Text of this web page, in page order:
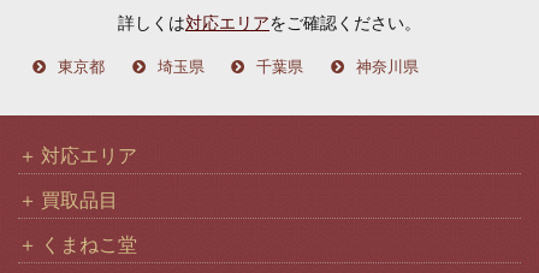
詳しくは対応エリアをご確認ください。
東京都 埼玉県 千葉県 神奈川県
対応エリア
買取品目
くまねこ堂